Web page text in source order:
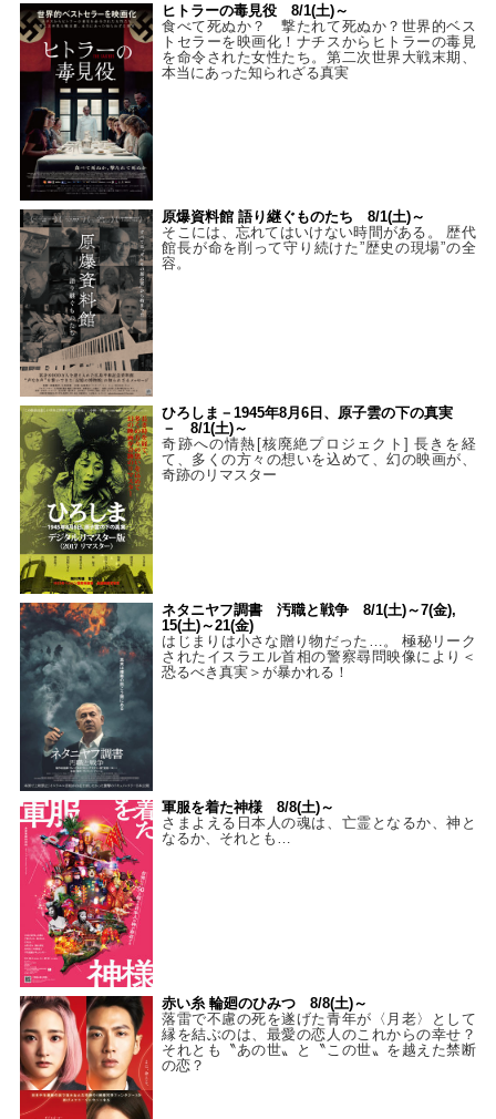
ヒトラーの毒見役 8/1(土)～
食べて死ぬか？ 撃たれて死ぬか？世界的ベス
トセラーを映画化！ナチスからヒトラーの毒見
を命令された女性たち。第二次世界大戦末期、
本当にあった知られざる真実
原爆資料館 語り継ぐものたち 8/1(土)～
そこには、忘れてはいけない時間がある。 歴代
館長が命を削って守り続けた”歴史の現場”の全
容。
ひろしま－1945年8月6日、原子雲の下の真実
－ 8/1(土)～
奇跡への情熱[核廃絶プロジェクト] 長きを経
て、多くの方々の想いを込めて、幻の映画が、
奇跡のリマスター
ネタニヤフ調書 汚職と戦争 8/1(土)～7(金),
15(土)～21(金)
はじまりは小さな贈り物だった…。 極秘リーク
されたイスラエル首相の警察尋問映像により＜
恐るべき真実＞が暴かれる！
軍服を着た神様 8/8(土)～
さまよえる日本人の魂は、亡霊となるか、神と
なるか、それとも…
赤い糸 輪廻のひみつ 8/8(土)～
落雷で不慮の死を遂げた青年が〈月老〉として
縁を結ぶのは、最愛の恋人のこれからの幸せ？
それとも〝あの世〟と〝この世〟を越えた禁断
の恋？